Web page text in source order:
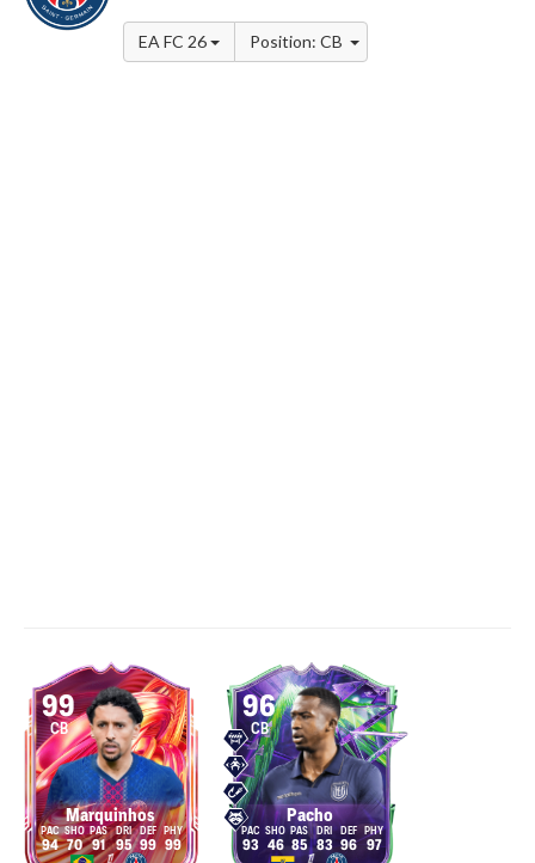
EA FC 26 Position: CB
99
CB
Marquinhos
94 70 91 95 99 99
96
CB
Pacho
93 46 85 83 96 97